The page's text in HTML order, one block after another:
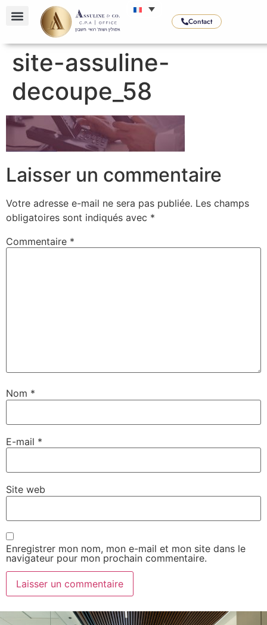
Contact
site-assuline-
decoupe_58
Laisser un commentaire
Votre adresse e-mail ne sera pas publiée. Les champs
obligatoires sont indiqués avec *
Commentaire *
Nom *
E-mail *
Site web
Enregistrer mon nom, mon e-mail et mon site dans le
navigateur pour mon prochain commentaire.